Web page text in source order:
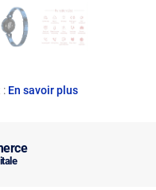
: En savoir plus